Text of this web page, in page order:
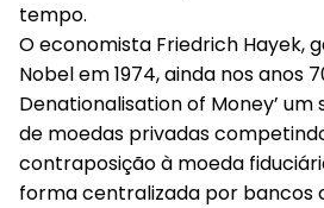
tempo.
O economista Friedrich Hayek,
Nobel em 1974, ainda nos anos
Denationalisation of Money’
de moedas privadas
contraposição à moeda
forma centralizada por bancos